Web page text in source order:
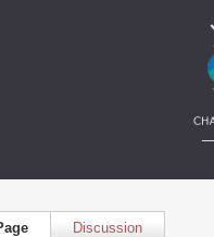
Discussion